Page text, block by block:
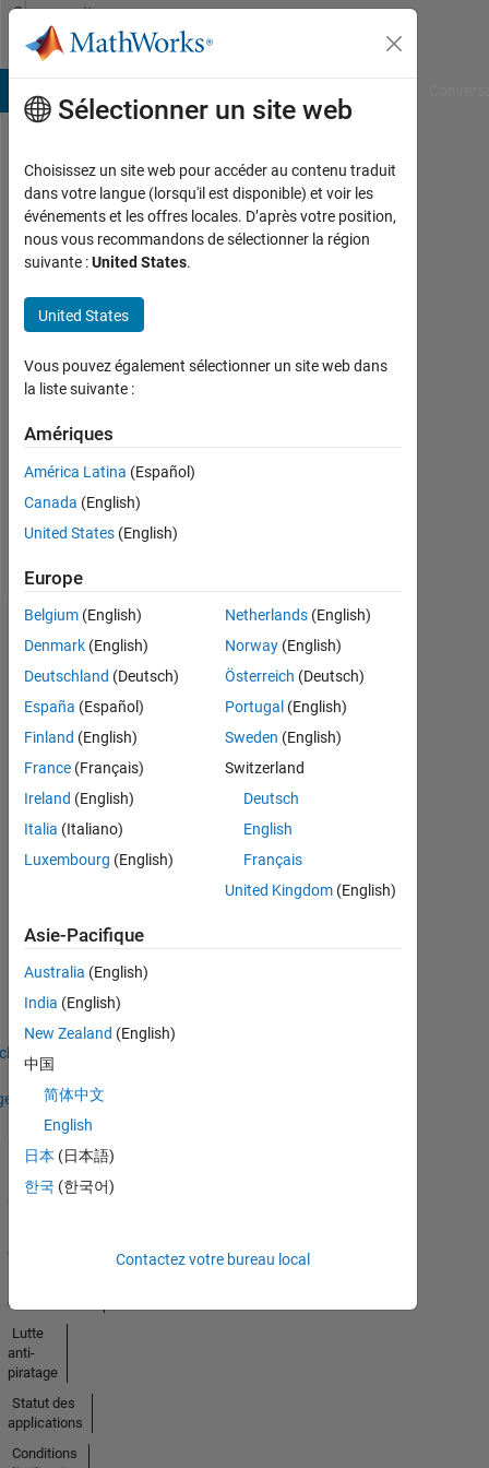
Passer au contenu
Community
Profile
Hafiz
Last
seen:
plus
de 2
ans il
Followers:
1
Follow
No
Badges
Earned
Sélectionner un site web
Choisissez un site web pour accéder au contenu traduit
dans votre langue (lorsqu'il est disponible) et voir les
événements et les offres locales. D’après votre position,
nous vous recommandons de sélectionner la région
suivante :United States.
United States
Vous pouvez également sélectionner un site web dans
la liste suivante :
Amériques
América Latina (Español)
Canada (English)
United States (English)
Europe
Belgium (English)
Denmark (English)
Deutschland (Deutsch)
España (Español)
Finland (English)
France (Français)
Ireland (English)
Italia (Italiano)
Luxembourg (English)
Netherlands(English)
Norway(English)
Österreich (Deutsch)
Portugal (English)
Sweden (English)
Switzerland
Deutsch
English
Français
United Kingdom(English)
Asie-Pacifique
Australia (English)
India (English)
New Zealand (English)
中国
简体中文
English
日本 (日本語)
한국 (한국어)
Contactez votre bureau local
Trust
déposées
confidentialité
Lutte
anti-
piratage
Statut des
applications
Conditions